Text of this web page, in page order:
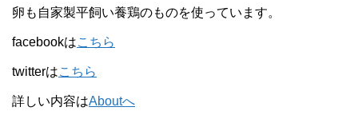
卵も自家製平飼い養鶏のものを使っています。
facebookはこちら
twitterはこちら
詳しい内容はAboutへ